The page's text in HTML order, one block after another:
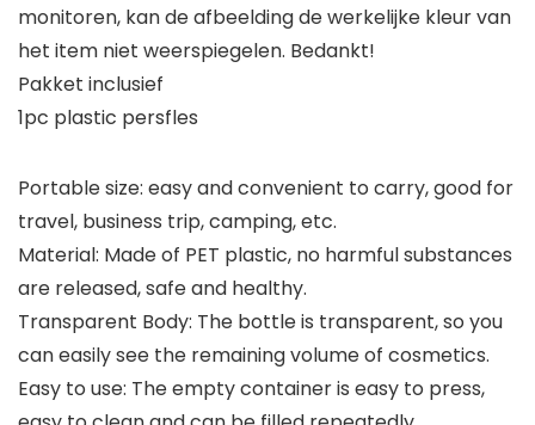
monitoren, kan de afbeelding de werkelijke kleur van
het item niet weerspiegelen. Bedankt!
Pakket inclusief
1pc plastic persfles
Portable size: easy and convenient to carry, good for
travel, business trip, camping, etc.
Material: Made of PET plastic, no harmful substances
are released, safe and healthy.
Transparent Body: The bottle is transparent, so you
can easily see the remaining volume of cosmetics.
Easy to use: The empty container is easy to press,